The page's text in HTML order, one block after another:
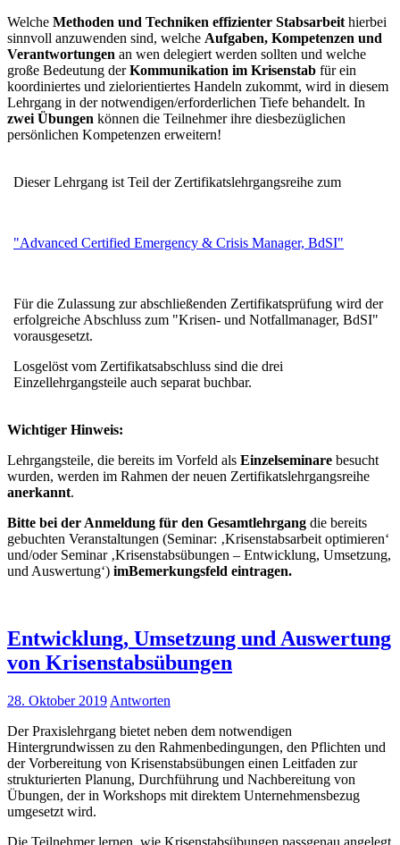
Welche Methoden und Techniken effizienter Stabsarbeit hierbei
sinnvoll anzuwenden sind, welche Aufgaben, Kompetenzen und
Verantwortungen an wen delegiert werden sollten und welche
große Bedeutung derKommunikation im Krisenstab für ein
koordiniertes und zielorientiertes Handeln zukommt, wird in diesem
Lehrgang in der notwendigen/erforderlichen Tiefe behandelt. In
zwei Übungen können die Teilnehmer ihre diesbezüglichen
persönlichen Kompetenzen erweitern!
Dieser Lehrgang ist Teil der Zertifikatslehrgangsreihe zum
"Advanced Certified Emergency & Crisis Manager, BdSI"
Für die Zulassung zur abschließenden Zertifikatsprüfung wird der
erfolgreiche Abschluss zum "Krisen- und Notfallmanager, BdSI"
vorausgesetzt.
Losgelöst vom Zertifikatsabschluss sind die drei
Einzellehrgangsteile auch separat buchbar.
Wichtiger Hinweis:
Lehrgangsteile, die bereits im Vorfeld als Einzelseminare besucht
wurden, werden im Rahmen der neuen Zertifikatslehrgangsreihe
anerkannt.
Bitte bei der Anmeldung für den Gesamtlehrgang die bereits
gebuchten Veranstaltungen (Seminar: ‚Krisenstabsarbeit optimieren‘
und/oder Seminar ‚Krisenstabsübungen – Entwicklung, Umsetzung,
und Auswertung‘) imBemerkungsfeld eintragen.
Entwicklung, Umsetzung und Auswertung
von Krisenstabsübungen
28. Oktober 2019 Antworten
Der Praxislehrgang bietet neben dem notwendigen
Hintergrundwissen zu den Rahmenbedingungen, den Pflichten und
der Vorbereitung von Krisenstabsübungen einen Leitfaden zur
strukturierten Planung, Durchführung und Nachbereitung von
Übungen, der in Workshops mit direktem Unternehmensbezug
umgesetzt wird.